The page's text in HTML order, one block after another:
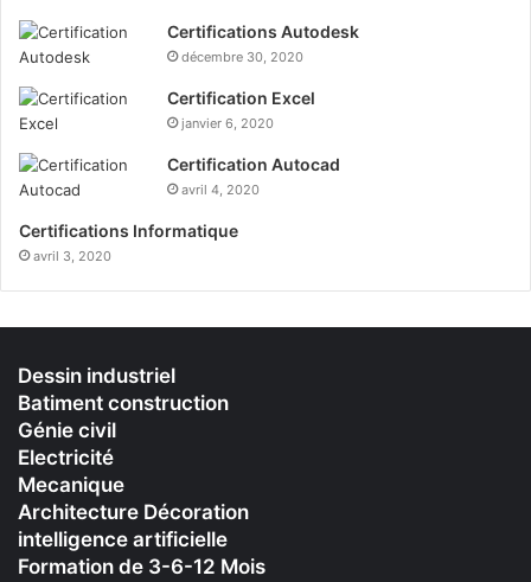
Certifications Autodesk
décembre 30, 2020
Certification Excel
janvier 6, 2020
Certification Autocad
avril 4, 2020
Certifications Informatique
avril 3, 2020
Dessin industriel
Batiment construction
Génie civil
Electricité
Mecanique
Architecture Décoration
intelligence artificielle
Formation de 3-6-12 Mois